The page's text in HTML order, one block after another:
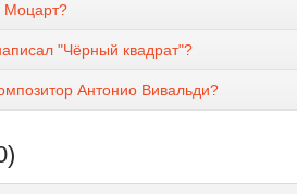
Моцарт?
"Чёрный квадрат"?
Антонио Вивальди?